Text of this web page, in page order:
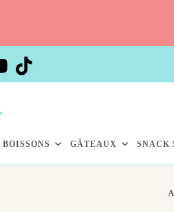
BOISSONS GÂTEAUX SNACK